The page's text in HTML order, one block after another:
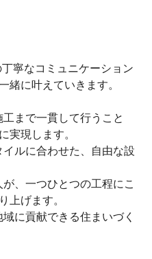
寧なコミュニケーション
緒に叶えていきます。
まで一貫して行うこと
実現します。
ルに合わせた、自由な設
、一つひとつの工程にこ
上げます。
に貢献できる住まいづく